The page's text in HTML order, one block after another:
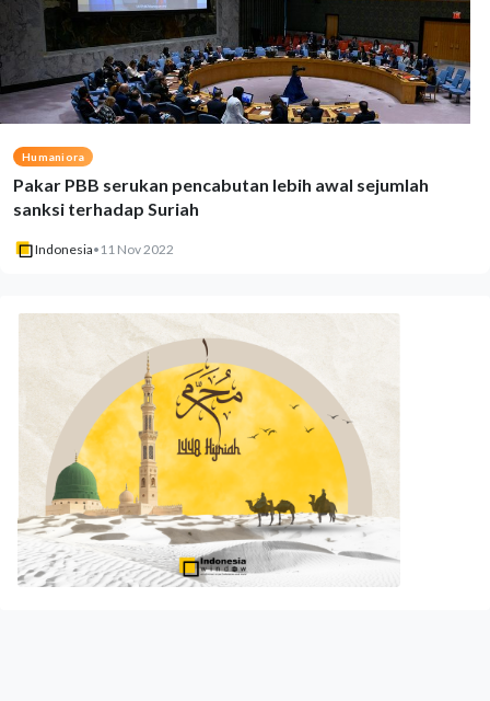
Humaniora
Pakar PBB serukan pencabutan lebih awal sejumlah
sanksi terhadap Suriah
Indonesia• 11 Nov 2022